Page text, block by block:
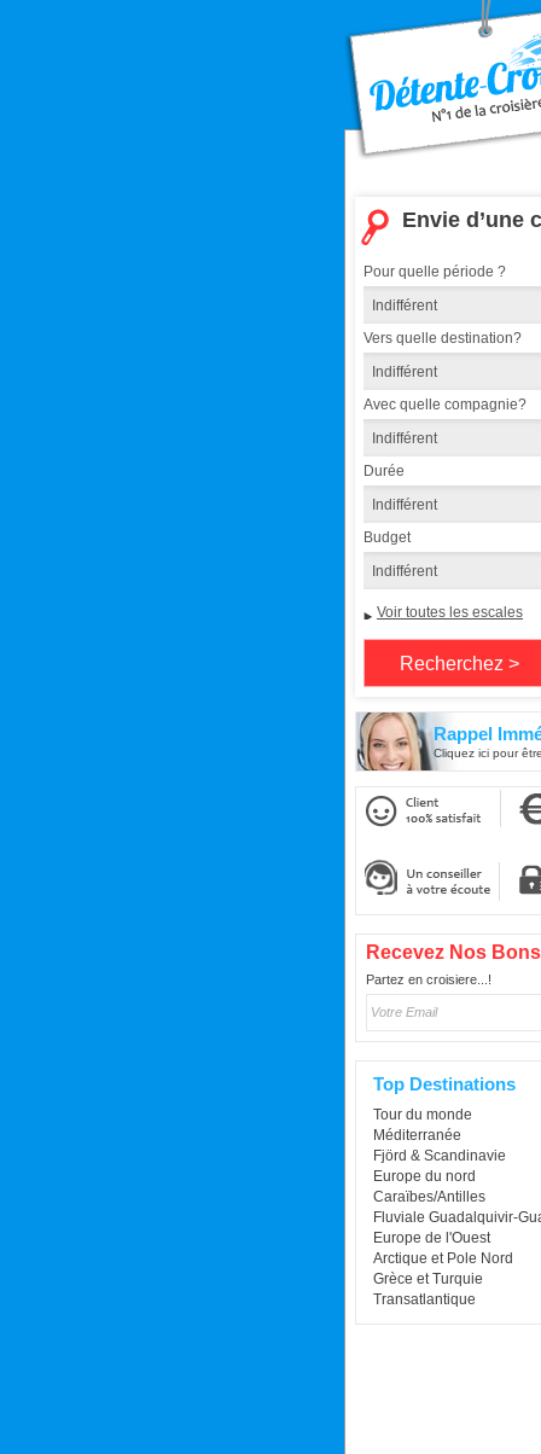
Envie d’une
Pour quelle période ?
Vers quelle destination?
Avec quelle compagnie?
Durée
Budget
Voir toutes les escales
Rappel
Cliquez ici pour
Recevez Nos
Partez en croisiere...!
Top Destinations
Tour du monde
Méditerranée
Fjörd & Scandinavie
Europe du nord
Caraïbes/Antilles
Fluviale Guadalquivir-
Europe de l'Ouest
Arctique et Pole Nord
Grèce et Turquie
Transatlantique